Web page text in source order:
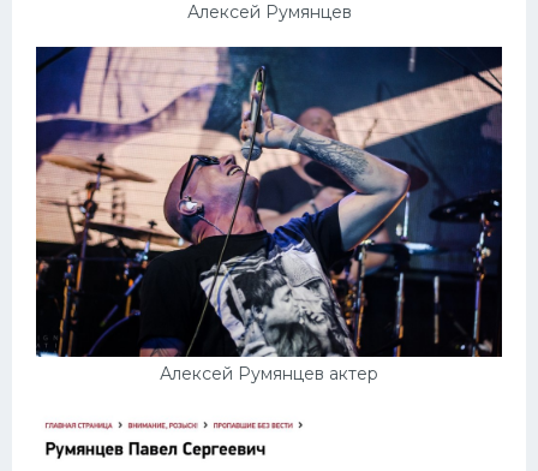
Алексей Румянцев
Алексей Румянцев актер